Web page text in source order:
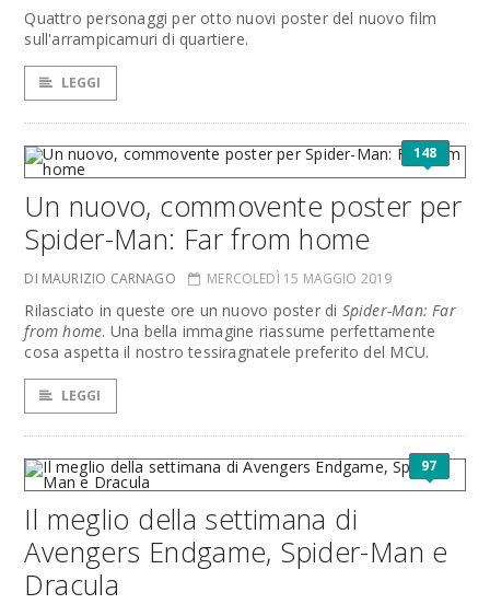
Quattro personaggi per otto nuovi poster del nuovo film
sull'arrampicamuri di quartiere.
LEGGI
148
Un nuovo, commovente poster per
Spider-Man: Far from home
DI MAURIZIO CARNAGO MERCOLEDÌ 15 MAGGIO 2019
Rilasciato in queste ore un nuovo poster di Spider-Man: Far
from home. Una bella immagine riassume perfettamente
cosa aspetta il nostro tessiragnatele preferito del MCU.
LEGGI
97
Il meglio della settimana di
Avengers Endgame, Spider-Man e
Dracula